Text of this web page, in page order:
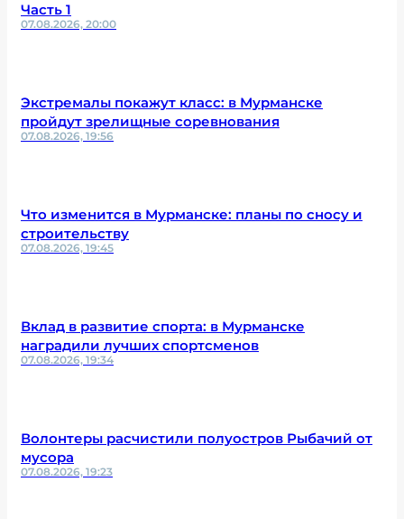
Часть 1
07.08.2026, 20:00
Экстремалы покажут класс: в Мурманске
пройдут зрелищные соревнования
07.08.2026, 19:56
Что изменится в Мурманске: планы по сносу и
строительству
07.08.2026, 19:45
Вклад в развитие спорта: в Мурманске
наградили лучших спортсменов
07.08.2026, 19:34
Волонтеры расчистили полуостров Рыбачий от
мусора
07.08.2026, 19:23